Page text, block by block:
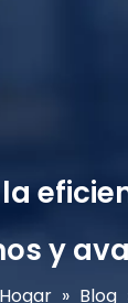
y
Hogar » Blog